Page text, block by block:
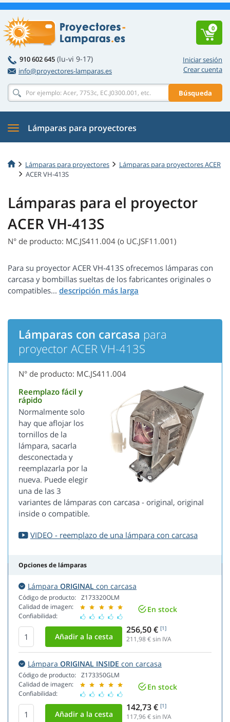
Iniciar sesión
Crear cuenta
910 602 645 (lu-vi 9-17)
info@proyectores-lamparas.es
Búsqueda
0
Lámparas para proyectores
Lámparas para proyectores
Lámparas para proyectores ACER
ACER VH-413S
Lámparas para el proyector
ACER VH-413S
N° de producto: MC.JS411.004 (o UC.JSF11.001)
Para su proyector ACER VH-413S ofrecemos lámparas con
carcasa y bombillas sueltas de los fabricantes originales o
compatibles...
Lámparas con carcasa para
proyector ACER VH-413S
N° de producto: MC.JS411.004
Reemplazo fácil y
rápido
Normalmente solo
hay que aflojar los
tornillos de la
lámpara, sacarla
desconectada y
reemplazarla por la
nueva. Puede elegir
una de las 3
variantes de lámparas con carcasa - original, original
inside o compatible.
VIDEO - reemplazo de una lámpara con carcasa
Opciones de lámparas
Lámpara ORIGINAL con carcasa
Código de producto:
Calidad de imagen:
Confiabilidad:
Z173320OLM
En stock
256,50 € [1]
211,98€ sin IVA
Lámpara ORIGINAL INSIDE con carcasa
Código de producto:
Calidad de imagen:
Confiabilidad:
Z173350GLM
En stock
142,73 € [1]
117,96€ sin IVA